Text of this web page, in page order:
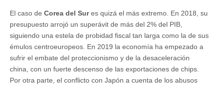
El caso de Corea del Sures quizá el más extremo. En 2018, su
presupuesto arrojó un superávit de más del 2% del PIB,
siguiendo una estela de probidad fiscal tan larga como la de sus
émulos centroeuropeos. En 2019 la economía ha empezado a
sufrir el embate del proteccionismo y de la desaceleración
china, con un fuerte descenso de las exportaciones de chips.
Por otra parte, el conflicto con Japón a cuenta de los abusos